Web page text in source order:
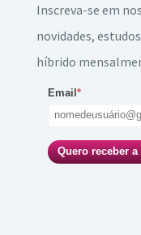
Inscreva-se em
novidades,
híbrido
Email*
Quero receber a